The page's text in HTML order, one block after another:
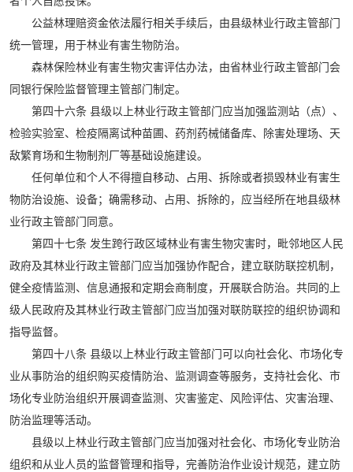
公益林理赔资金依法履行相关手续后，由县级林业行政主管部门
统一管理，用于林业有害生物防治。
森林保险林业有害生物灾害评估办法，由省林业行政主管部门会
同银行保险监督管理主管部门制定。
第四十六条 县级以上林业行政主管部门应当加强监测站（点）、
检验实验室、检疫隔离试种苗圃、药剂药械储备库、除害处理场、天
敌繁育场和生物制剂厂等基础设施建设。
任何单位和个人不得擅自移动、占用、拆除或者损毁林业有害生
物防治设施、设备；确需移动、占用、拆除的，应当经所在地县级林
业行政主管部门同意。
第四十七条 发生跨行政区域林业有害生物灾害时，毗邻地区人民
政府及其林业行政主管部门应当加强协作配合，建立联防联控机制，
健全疫情监测、信息通报和定期会商制度，开展联合防治。共同的上
级人民政府及其林业行政主管部门应当加强对联防联控的组织协调和
指导监督。
第四十八条 县级以上林业行政主管部门可以向社会化、市场化专
业从事防治的组织购买疫情防治、监测调查等服务，支持社会化、市
场化专业防治组织开展调查监测、灾害鉴定、风险评估、灾害治理、
防治监理等活动。
县级以上林业行政主管部门应当加强对社会化、市场化专业防治
组织和从业人员的监督管理和指导，完善防治作业设计规范，建立防